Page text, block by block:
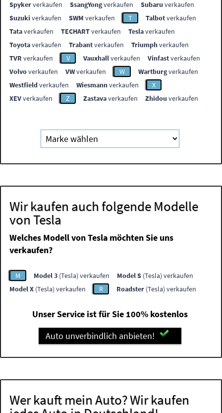
Spykerverkaufen SsangYongverkaufen Subaru verkaufen
Suzuki verkaufen SWM verkaufen T Talbotverkaufen
Tataverkaufen TECHARTverkaufen Teslaverkaufen
Toyotaverkaufen Trabantverkaufen Triumphverkaufen
TVR verkaufen V Vauxhallverkaufen Vinfastverkaufen
Volvoverkaufen VWverkaufen W Wartburgverkaufen
Westfieldverkaufen Wiesmannverkaufen
X
XEVverkaufen Z Zastavaverkaufen Zhidou verkaufen
Wir kaufen auch folgende Modelle
von Tesla
Welches Modell von Tesla möchten Sie uns
verkaufen?
M Model 3 (Tesla) verkaufen Model S (Tesla) verkaufen
Model X (Tesla) verkaufen R Roadster (Tesla) verkaufen
Unser Service ist für Sie 100% kostenlos
Auto unverbindlich anbieten!
Wer kauft mein Auto? Wir kaufen